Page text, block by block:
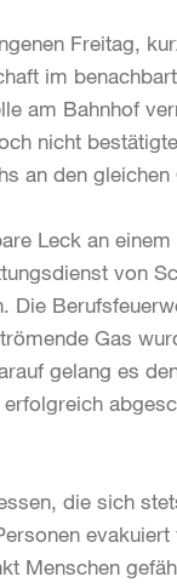
Freitag,
im
am Bahnhof
nicht
an den gleichen
Leck an
von
Die
Gas
gelang es
die sich
Menschen